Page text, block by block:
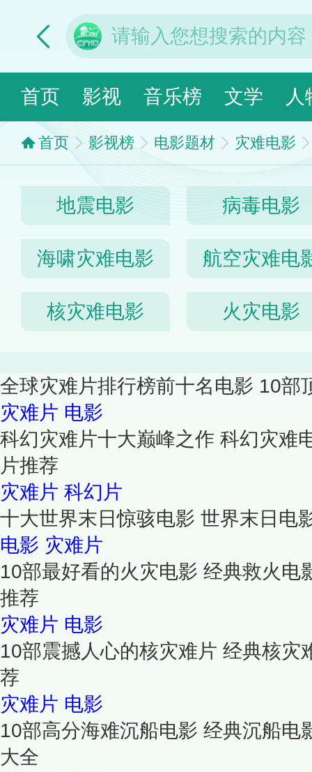
首页 影视 音乐榜 文学 人
首页 影视榜 电影题材 灾难电影
地震电影 病毒电影
海啸灾难电影 航空灾难电
核灾难电影 火灾电影
全球灾难片排行榜前十名电影 10部
灾难片 电影
科幻灾难片十大巅峰之作 科幻灾难
片推荐
灾难片 科幻片
十大世界末日惊骇电影 世界末日电
电影 灾难片
10部最好看的火灾电影 经典救火电
推荐
灾难片 电影
10部震撼人心的核灾难片 经典核灾
荐
灾难片 电影
10部高分海难沉船电影 经典沉船电
大全